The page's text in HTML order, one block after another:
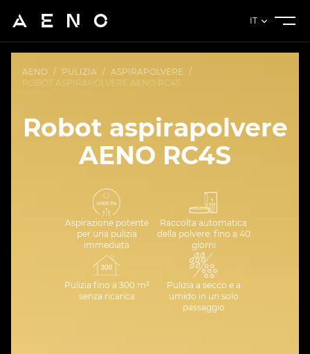
IT
AENO / PULIZIA / ASPIRAPOLVERE /
ROBOT ASPIRAPOLVERE AENO RC4S
Robot aspirapolvere
AENO RC4S
Aspirazione potente
per una pulizia
immediata
Raccolta automatica
della polvere: fino a 40
giorni
Pulizia fino a 300 m²
senza ricarica
Pulizia a secco e a
umido in un solo
passaggio